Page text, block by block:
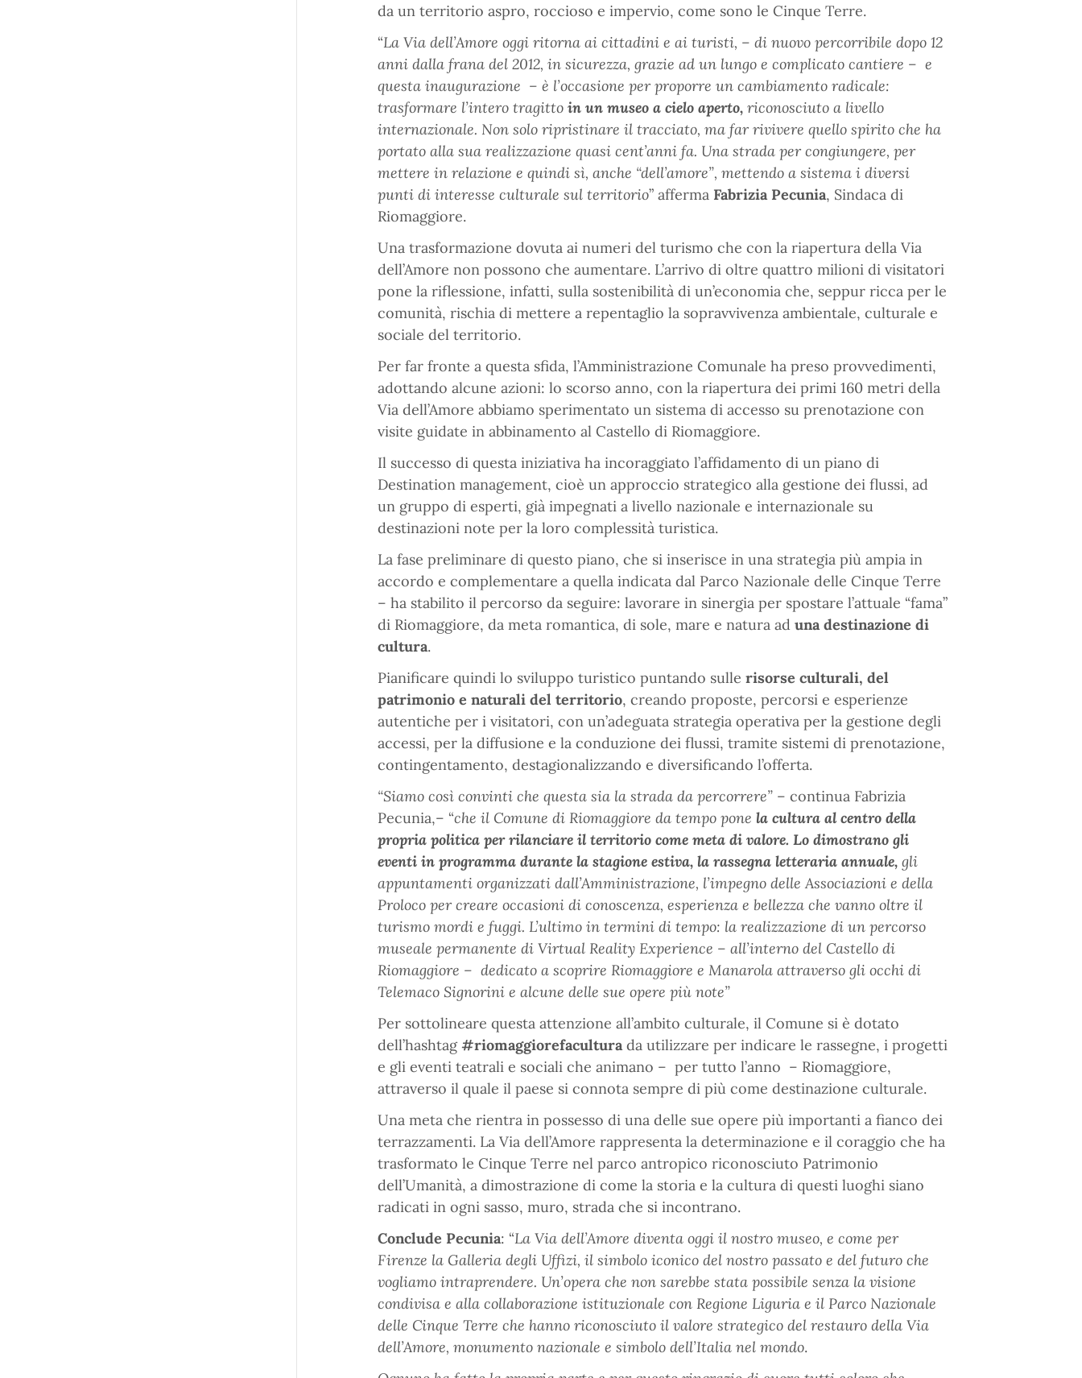
da un territorio aspro, roccioso e impervio, come sono le Cinque Terre.
“La Via dell’Amore oggi ritorna ai cittadini e ai turisti, – di nuovo percorribile dopo 12
anni dalla frana del 2012, in sicurezza, grazie ad un lungo e complicato cantiere – e
questa inaugurazione – è l’occasione per proporre un cambiamento radicale:
trasformare l’intero tragitto in un museo a cielo aperto,riconosciuto a livello
internazionale. Non solo ripristinare il tracciato, ma far rivivere quello spirito che ha
portato alla sua realizzazione quasi cent’anni fa. Una strada per congiungere, per
mettere in relazione e quindi sì, anche “dell’amore”, mettendo a sistema i diversi
punti di interesse culturale sul territorio” afferma Fabrizia Pecunia, Sindaca di
Riomaggiore.
Una trasformazione dovuta ai numeri del turismo che con la riapertura della Via
dell’Amore non possono che aumentare. L’arrivo di oltre quattro milioni di visitatori
pone la riflessione, infatti, sulla sostenibilità di un’economia che, seppur ricca per le
comunità, rischia di mettere a repentaglio la sopravvivenza ambientale, culturale e
sociale del territorio.
Per far fronte a questa sfida, l’Amministrazione Comunale ha preso provvedimenti,
adottando alcune azioni: lo scorso anno, con la riapertura dei primi 160 metri della
Via dell’Amore abbiamo sperimentato un sistema di accesso su prenotazione con
visite guidate in abbinamento al Castello di Riomaggiore.
Il successo di questa iniziativa ha incoraggiato l’affidamento di un piano di
Destination management, cioè un approccio strategico alla gestione dei flussi, ad
un gruppo di esperti, già impegnati a livello nazionale e internazionale su
destinazioni note per la loro complessità turistica.
La fase preliminare di questo piano, che si inserisce in una strategia più ampia in
accordo e complementare a quella indicata dal Parco Nazionale delle Cinque Terre
– ha stabilito il percorso da seguire: lavorare in sinergia per spostare l’attuale “fama”
di Riomaggiore, da meta romantica, di sole, mare e natura ad una destinazione di
cultura.
Pianificare quindi lo sviluppo turistico puntando sulle risorse culturali, del
patrimonio e naturali del territorio, creando proposte, percorsi e esperienze
autentiche per i visitatori, con un’adeguata strategia operativa per la gestione degli
accessi, per la diffusione e la conduzione dei flussi, tramite sistemi di prenotazione,
contingentamento, destagionalizzando e diversificando l’offerta.
“Siamo così convinti che questa sia la strada da percorrere”– continua Fabrizia
Pecunia,– “che il Comune di Riomaggiore da tempo pone la cultura al centro della
propria politica per rilanciare il territorio come meta di valore. Lo dimostrano gli
eventi in programma durante la stagione estiva, la rassegna letteraria annuale, gli
appuntamenti organizzati dall’Amministrazione, l’impegno delle Associazioni e della
Proloco per creare occasioni di conoscenza, esperienza e bellezza che vanno oltre il
turismo mordi e fuggi. L’ultimo in termini di tempo: la realizzazione di un percorso
museale permanente di Virtual Reality Experience – all’interno del Castello di
Riomaggiore – dedicato a scoprire Riomaggiore e Manarola attraverso gli occhi di
Telemaco Signorini e alcune delle sue opere più note”
Per sottolineare questa attenzione all’ambito culturale, il Comune si è dotato
dell’hashtag#riomaggiorefaculturada utilizzare per indicare le rassegne, i progetti
e gli eventi teatrali e sociali che animano – per tutto l’anno – Riomaggiore,
attraverso il quale il paese si connota sempre di più come destinazione culturale.
Una meta che rientra in possesso di una delle sue opere più importanti a fianco dei
terrazzamenti. La Via dell’Amore rappresenta la determinazione e il coraggio che ha
trasformato le Cinque Terre nel parco antropico riconosciuto Patrimonio
dell’Umanità, a dimostrazione di come la storia e la cultura di questi luoghi siano
radicati in ogni sasso, muro, strada che si incontrano.
Conclude Pecunia: “La Via dell’Amore diventa oggi il nostro museo, e come per
Firenze la Galleria degli Uffizi, il simbolo iconico del nostro passato e del futuro che
vogliamo intraprendere. Un’opera che non sarebbe stata possibile senza la visione
condivisa e alla collaborazione istituzionale con Regione Liguria e il Parco Nazionale
delle Cinque Terre che hanno riconosciuto il valore strategico del restauro della Via
dell’Amore, monumento nazionale e simbolo dell’Italia nel mondo.